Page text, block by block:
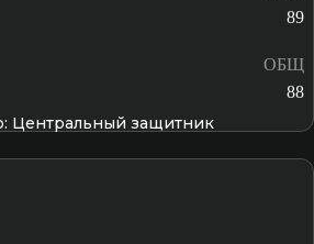
89
ОБЩ
88
Центральный защитник